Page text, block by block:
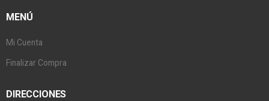
MENÚ
Mi Cuenta
Finalizar Compra
DIRECCIONES